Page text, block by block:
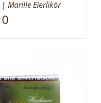
| Marille Eierlikör